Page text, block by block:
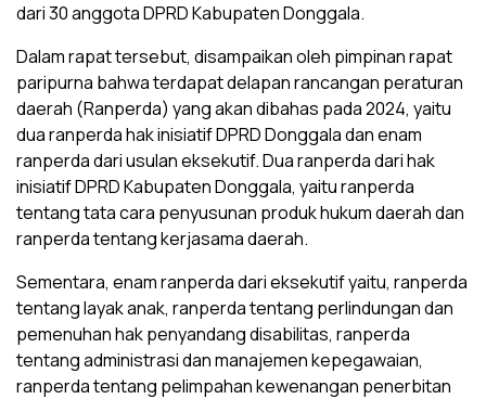
dari 30 anggota DPRD Kabupaten Donggala.
Dalam rapat tersebut, disampaikan oleh pimpinan rapat
paripurna bahwa terdapat delapan rancangan peraturan
daerah (Ranperda) yang akan dibahas pada 2024, yaitu
dua ranperda hak inisiatif DPRD Donggala dan enam
ranperda dari usulan eksekutif. Dua ranperda dari hak
inisiatif DPRD Kabupaten Donggala, yaitu ranperda
tentang tata cara penyusunan produk hukum daerah dan
ranperda tentang kerjasama daerah.
Sementara, enam ranperda dari eksekutif yaitu, ranperda
tentang layak anak, ranperda tentang perlindungan dan
pemenuhan hak penyandang disabilitas, ranperda
tentang administrasi dan manajemen kepegawaian,
ranperda tentang pelimpahan kewenangan penerbitan